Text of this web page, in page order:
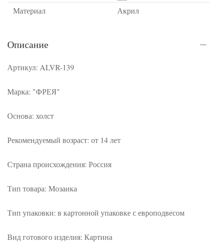
Материал
Акрил
Описание
Артикул: ALVR-139
Марка: "ФРЕЯ"
Основа: холст
Рекомендуемый возраст: от 14 лет
Страна происхождения: Россия
Тип товара: Мозаика
Тип упаковки: в картонной упаковке с европодвесом
Вид готового изделия: Картина